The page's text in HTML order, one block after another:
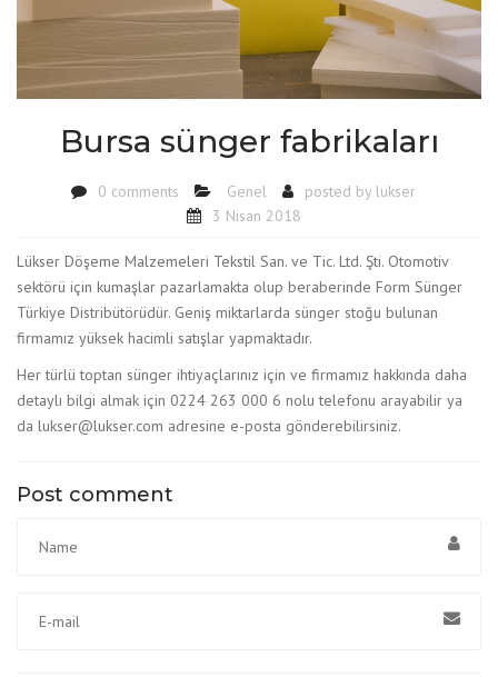
Bursa sünger fabrikaları
0 comments Genel posted by lukser
3 Nisan 2018
Lükser Döşeme Malzemeleri Tekstil San. ve Tic. Ltd. Şti. Otomotiv
sektörü için kumaşlar pazarlamakta olup beraberinde Form Sünger
Türkiye Distribütörüdür. Geniş miktarlarda sünger stoğu bulunan
firmamız yüksek hacimli satışlar yapmaktadır.
Her türlü toptan sünger ihtiyaçlarınız için ve firmamız hakkında daha
detaylı bilgi almak için 0224 263 000 6 nolu telefonu arayabilir ya
da lukser@lukser.com adresine e-posta gönderebilirsiniz.
Post comment